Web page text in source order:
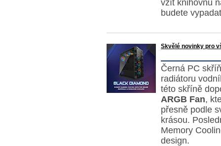
vzít knihovnu
budete
Skvělé novinky pro
Černá PC
radiátoru
této skříně
ARGB Fan,
přesně podle
krásou.
Memory
design.